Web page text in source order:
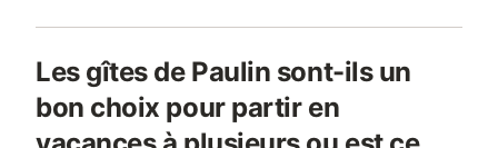
Les gîtes de Paulin sont-ils un
bon choix pour partir en